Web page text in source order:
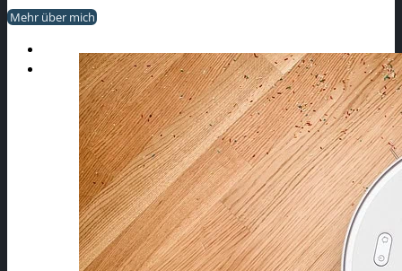
Mehr über mich